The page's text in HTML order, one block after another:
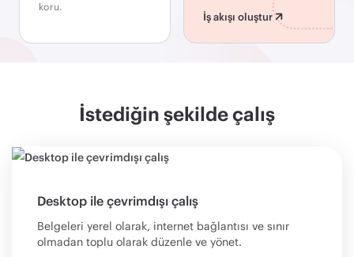
koru.
İş akışı oluştur
İstediğin şekilde çalış
Desktop ile çevrimdışı çalış
Belgeleri yerel olarak, internet bağlantısı ve sınır
olmadan toplu olarak düzenle ve yönet.